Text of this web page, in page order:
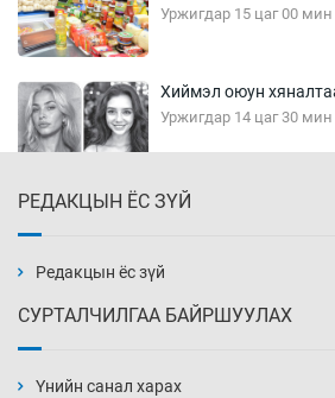
Уржигдар 15 цаг 00 мин
Хиймэл оюун
Уржигдар 14 цаг 30 мин
Уржигдар 14 цаг 00 мин
нэмэгджээ
РЕДАКЦЫН ЁС ЗҮЙ
Редакцын ёс зүй
СУРТАЛЧИЛГАА БАЙРШУУЛАХ
Үнийн санал харах